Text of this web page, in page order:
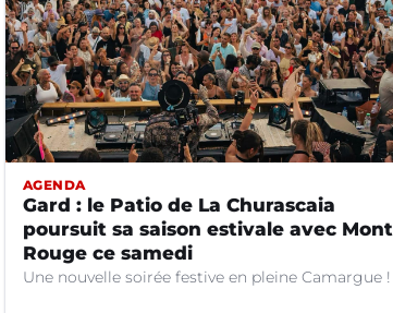
AGENDA
Gard : le Patio de La Churascaia
poursuit sa saison estivale avec Mont
Rouge ce samedi
Une nouvelle soirée festive en pleine Camargue !